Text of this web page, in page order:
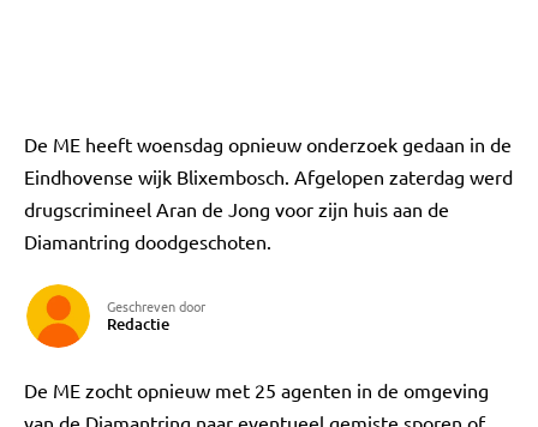
De ME heeft woensdag opnieuw onderzoek gedaan in de
Eindhovense wijk Blixembosch. Afgelopen zaterdag werd
drugscrimineel Aran de Jong voor zijn huis aan de
Diamantring doodgeschoten.
Geschreven door
Redactie
De ME zocht opnieuw met 25 agenten in de omgeving
van de Diamantring naar eventueel gemiste sporen of